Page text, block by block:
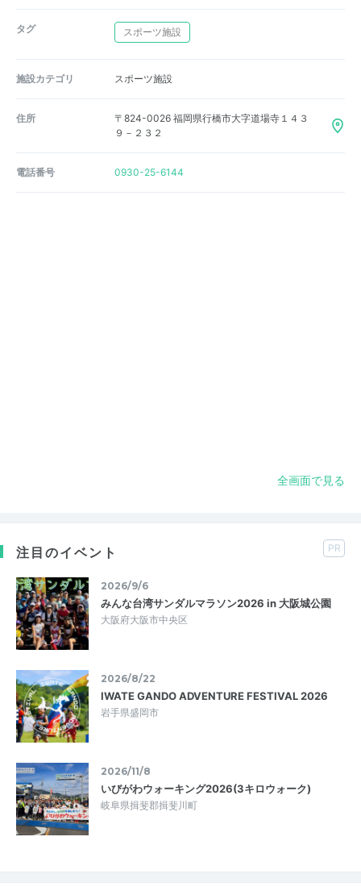
タグ スポーツ施設
施設カテゴリ スポーツ施設
住所
〒824-0026 福岡県行橋市大字道場寺１４３
９－２３２
電話番号 0930-25-6144
全画面で見る
注目のイベント PR
2026/9/6
みんな台湾サンダルマラソン2026 in 大阪城公園
大阪府大阪市中央区
2026/8/22
IWATE GANDO ADVENTURE FESTIVAL 2026
岩手県盛岡市
2026/11/8
いびがわウォーキング2026(3キロウォーク)
岐阜県揖斐郡揖斐川町